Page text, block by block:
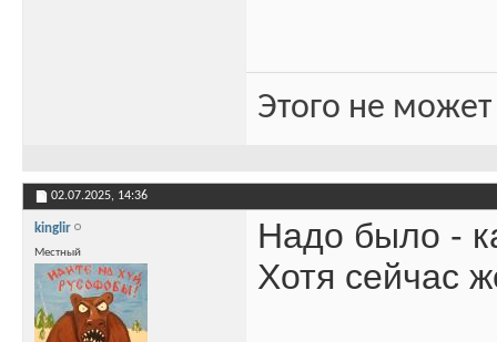
Этого не
02.07.2025, 14:36
kinglir
Местный
Надо было -
Хотя сейчас